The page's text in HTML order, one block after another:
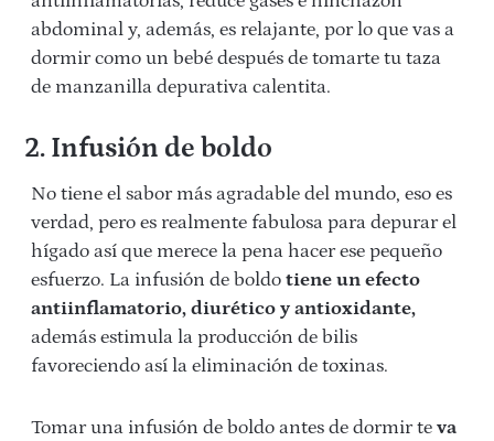
abdominal y, además, es relajante, por lo que vas a
dormir como un bebé después de tomarte tu taza
de manzanilla depurativa calentita.
2. Infusión de boldo
No tiene el sabor más agradable del mundo, eso es
verdad, pero es realmente fabulosa para depurar el
hígado así que merece la pena hacer ese pequeño
esfuerzo. La infusión de boldo tiene un efecto
antiinflamatorio, diurético y antioxidante,
además estimula la producción de bilis
favoreciendo así la eliminación de toxinas.
Tomar una infusión de boldo antes de dormir te va